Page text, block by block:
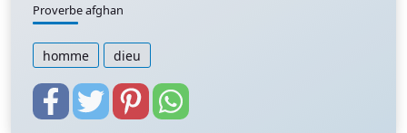
Proverbe afghan
homme dieu